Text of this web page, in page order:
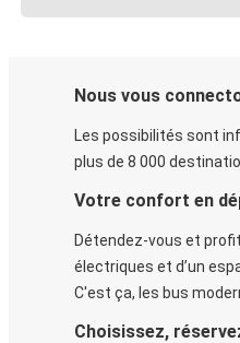
Nous vous
Les possibilités sont
plus de 8 000
Votre confort en
Détendez-vous et
électriques et d’un
C'est ça, les bus
Choisissez,